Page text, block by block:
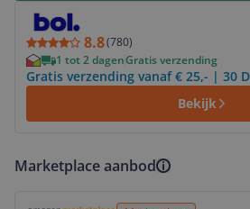
8.8(780)
1 tot 2 dagenGratis verzending
Gratis verzending vanaf € 25,- | 30
Bekijk
Bekijk product
Marketplace aanbod